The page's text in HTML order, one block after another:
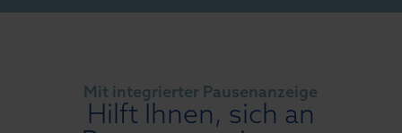
Mit integrierter Pausenanzeige
Hilft Ihnen, sich an